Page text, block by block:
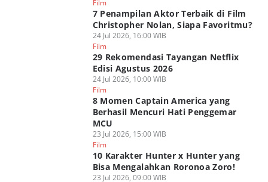
Film
7 Penampilan Aktor Terbaik di Film
Christopher Nolan, Siapa Favoritmu?
24 Jul 2026, 16:00 WIB
Film
29 Rekomendasi Tayangan Netflix
Edisi Agustus 2026
24 Jul 2026, 10:00 WIB
Film
8 Momen Captain America yang
Berhasil Mencuri Hati Penggemar
MCU
23 Jul 2026, 15:00 WIB
Film
10 Karakter Hunter x Hunter yang
Bisa Mengalahkan Roronoa Zoro!
23 Jul 2026, 09:00 WIB